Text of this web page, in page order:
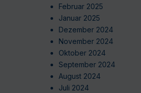
Februar 2025
Januar 2025
Dezember 2024
November 2024
Oktober 2024
September 2024
August 2024
Juli 2024